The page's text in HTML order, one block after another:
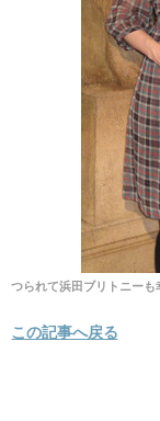
つられて浜田ブリトニー
この記事へ戻る